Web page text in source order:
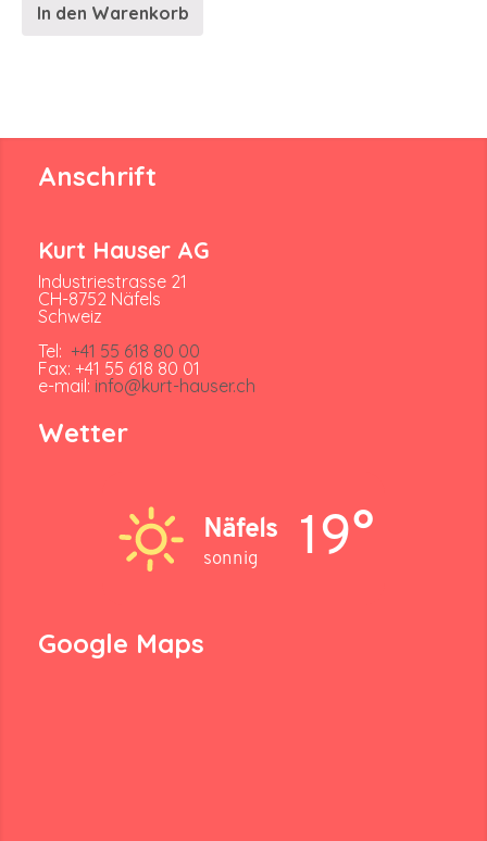
In den Warenkorb
Anschrift
Kurt Hauser AG
Industriestrasse 21
CH-8752 Näfels
Schweiz
Tel: +41 55 618 80 00
Fax: +41 55 618 80 01
e-mail: info@kurt-hauser.ch
Wetter
Näfels
sonnig 19°
Google Maps